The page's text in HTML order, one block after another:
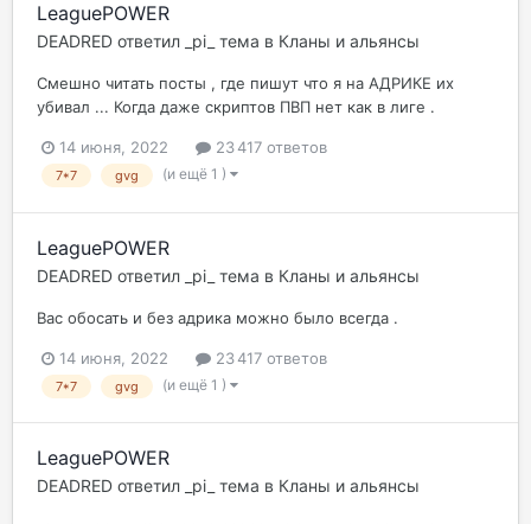
LeaguePOWER
DEADRED ответил _pi_ тема в Кланы и альянсы
Смешно читать посты , где пишут что я на АДРИКЕ их
убивал ... Когда даже скриптов ПВП нет как в лиге .
14 июня, 2022 23 417 ответов
7*7 gvg (и ещё 1 )
LeaguePOWER
DEADRED ответил _pi_ тема в Кланы и альянсы
Вас обосать и без адрика можно было всегда .
14 июня, 2022 23 417 ответов
7*7 gvg (и ещё 1 )
LeaguePOWER
DEADRED ответил _pi_ тема в Кланы и альянсы